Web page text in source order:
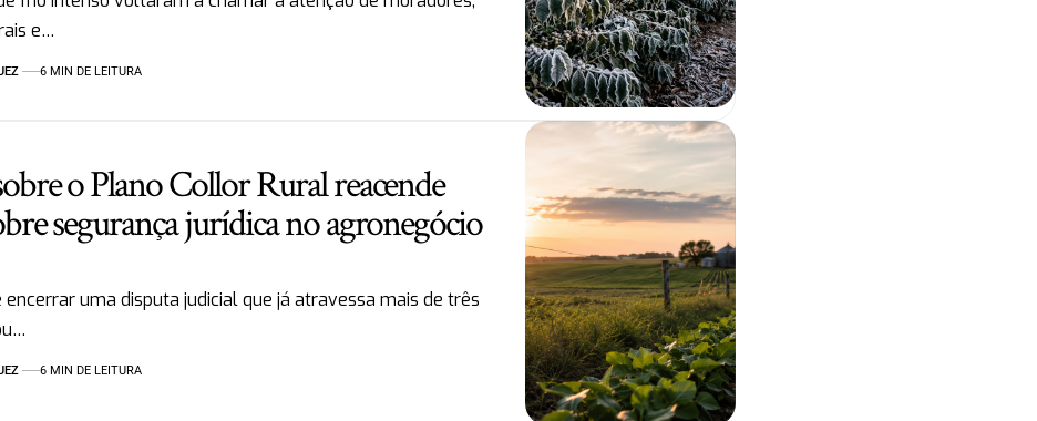
e…
6 MIN DE LEITURA
o Plano Collor Rural reacende
segurança jurídica no agronegócio
uma disputa judicial que já atravessa mais de três
6 MIN DE LEITURA